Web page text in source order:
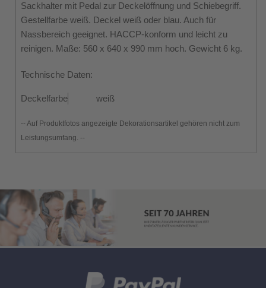
Sackhalter mit Pedal zur Deckelöffnung und Schiebegriff.
Gestellfarbe weiß. Deckel weiß oder blau. Auch für
Nassbereich geeignet. HACCP-konform und leicht zu
reinigen. Maße: 560 x 640 x 990 mm hoch. Gewicht 6 kg.
Technische Daten:
Deckelfarbe weiß
-- Auf Produktfotos angezeigte Dekorationsartikel gehören nicht zum
Leistungsumfang. --